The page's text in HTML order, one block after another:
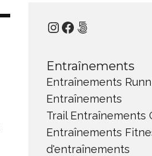
Instagram
Facebook
500px
Entraînements
Entraînements
Entraînements
Trail Entraînements
Entraînements
d'entraînements